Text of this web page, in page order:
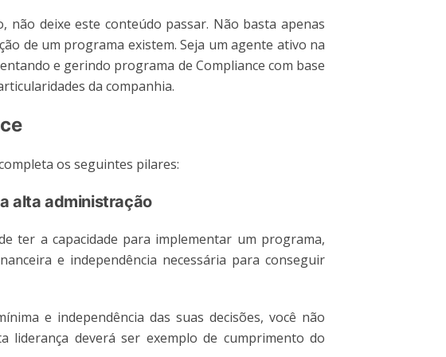
não deixe este conteúdo passar. Não basta apenas
de um programa existem. Seja um agente ativo na
e gerindo programa de Compliance com base
da companhia.
os seguintes pilares:
alta administração
ter a capacidade para implementar um programa,
e independência necessária para conseguir
e independência das suas decisões, você não
liderança deverá ser exemplo de cumprimento do